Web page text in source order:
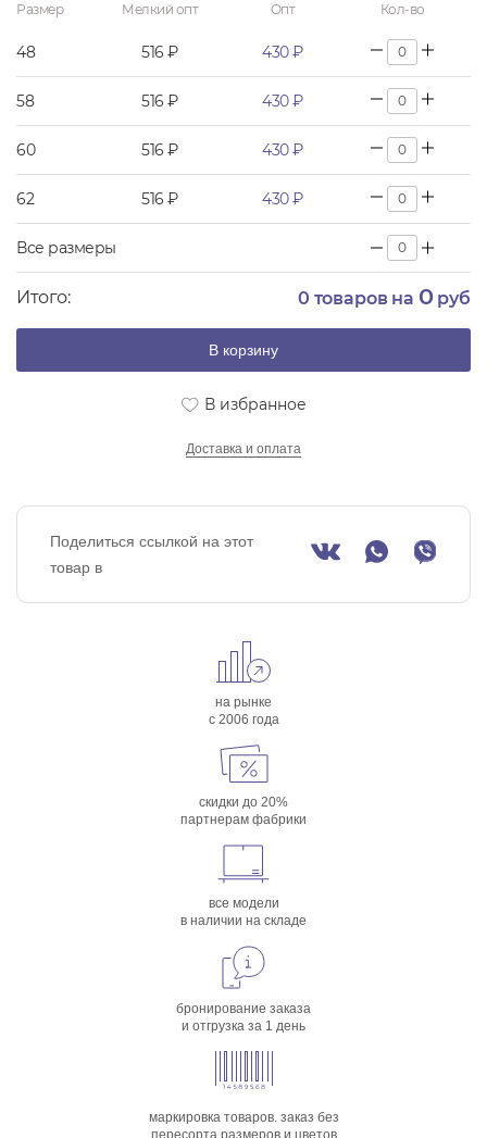
Размер Мелкий опт Опт Кол-во
48 516 ₽ 430 ₽
58 516 ₽ 430 ₽
60 516 ₽ 430 ₽
62 516 ₽ 430 ₽
Все размеры
Итого: 0 товаров на 0руб
В корзину
В избранное
Доставка и оплата
Поделиться ссылкой на этот
товар в
на рынке
с 2006 года
скидки до 20%
партнерам фабрики
все модели
в наличии на складе
бронирование заказа
и отгрузка за 1 день
маркировка товаров. заказ без
пересорта размеров и цветов